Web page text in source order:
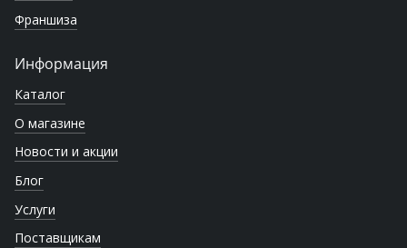
Франшиза
Информация
Каталог
О магазине
Новости и акции
Блог
Услуги
Поставщикам